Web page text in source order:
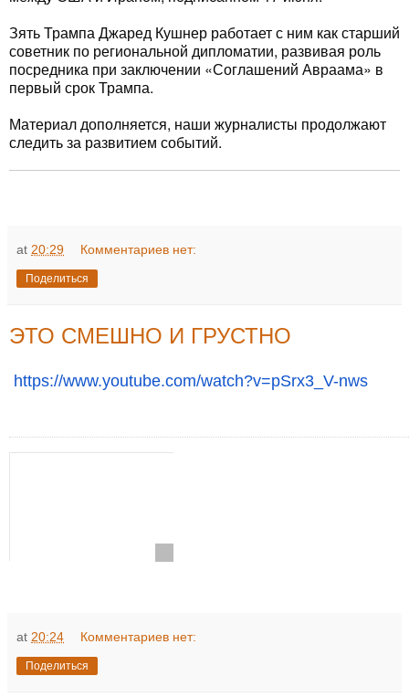
Зять Трампа Джаред Кушнер работает с ним как старший
советник по региональной дипломатии, развивая роль
посредника при заключении «Соглашений Авраама» в
первый срок Трампа.
Материал дополняется, наши журналисты продолжают
следить за развитием событий.
at 20:29 Комментариев нет:
Поделиться
ЭТО СМЕШНО И ГРУСТНО
https://www.youtube.com/watch?v=pSrx3_V-nws
at 20:24 Комментариев нет:
Поделиться